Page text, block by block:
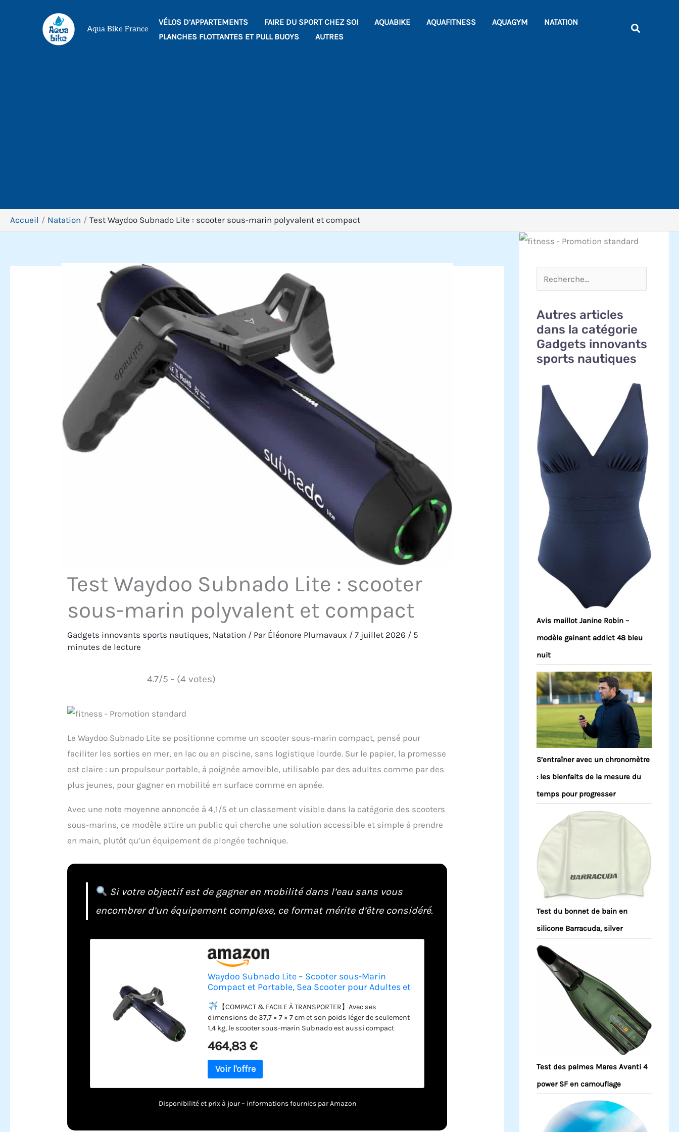
Aqua Bike France
VÉLOS D’APPARTEMENTS FAIRE DU SPORT CHEZ SOI AQUABIKE AQUAFITNESS AQUAGYM
NATATION
PLANCHES FLOTTANTES ET PULL BUOYS
AUTRES
Accueil Natation Test Waydoo Subnado Lite : scooter sous-marin polyvalent et compact
Test Waydoo Subnado Lite : scooter
sous-marin polyvalent et compact
Gadgets innovants sports nautiques, Natation / Par Éléonore Plumavaux /7 juillet 2026 / 5
minutes de lecture
4.7/5 - (4 votes)
Le Waydoo Subnado Lite se positionne comme un scooter sous-marin compact, pensé pour
faciliter les sorties en mer, en lac ou en piscine, sans logistique lourde. Sur le papier, la promesse
est claire : un propulseur portable, à poignée amovible, utilisable par des adultes comme par des
plus jeunes, pour gagner en mobilité en surface comme en apnée.
Avec une note moyenne annoncée à 4,1/5 et un classement visible dans la catégorie des scooters
sous-marins, ce modèle attire un public qui cherche une solution accessible et simple à prendre
en main, plutôt qu’un équipement de plongée technique.
Si votre objectif est de gagner en mobilité dans l’eau sans vous
encombrer d’un équipement complexe, ce format mérite d’être considéré.
Waydoo Subnado Lite – Scooter sous-Marin
Compact et Portable, Sea Scooter pour Adultes et
Polyvalent pour Sports Aquatiques, Bleu
【COMPACT & FACILE À TRANSPORTER】Avec ses
dimensions de 37,7 × 7 × 7 cm et son poids léger de seulement
1,4 kg, le scooter sous-marin Subnado est aussi compact
conforme aux réglementations aériennes, il se transporte
facilement dans un bagage cabine et vous accompagne
partout pour enrichir vos aventures sous-marines. (Veuillez
vérifier les règles spécifiques de votre compagnie aérienne et de
EXCLUSIF】Le Subnado intègre une technologie avancée de
464,83 €
Disponibilité et prix à jour – informations fournies par Amazon
Autres articles
dans la catégorie
Gadgets innovants
sports nautiques
Avis maillot Janine Robin –
modèle gainant addict 48 bleu
nuit
S’entraîner avec un chronomètre
: les bienfaits de la mesure du
temps pour progresser
Test du bonnet de bain en
silicone Barracuda, silver
Test des palmes Mares Avanti 4
power SF en camouflage